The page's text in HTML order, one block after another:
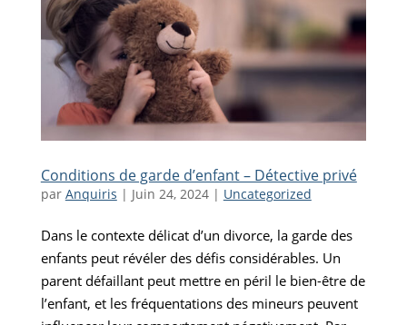
Conditions de garde d’enfant – Détective privé
par Anquiris | Juin 24, 2024| Uncategorized
Dans le contexte délicat d’un divorce, la garde des
enfants peut révéler des défis considérables. Un
parent défaillant peut mettre en péril le bien-être de
l’enfant, et les fréquentations des mineurs peuvent